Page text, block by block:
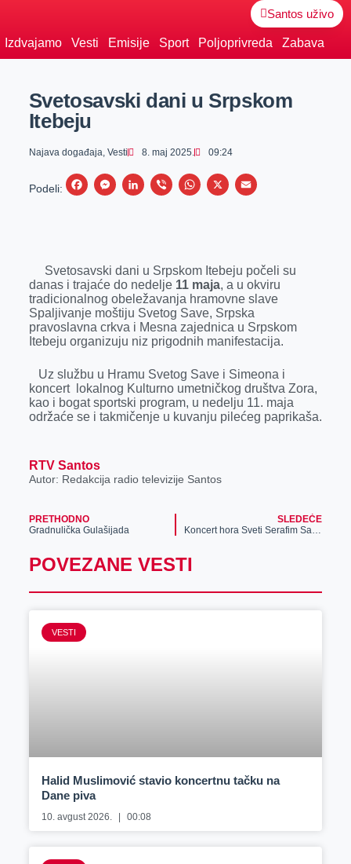
Santos uživo
Izdvajamo Vesti Emisije Sport Poljoprivreda Zabava
Svetosavski dani u Srpskom
Itebeju
Najava događaja, Vesti 8. maj 2025. 09:24
Podeli:
F
b
o
o
k
M
e
n
g
e
L
e
d
I
n
V
r
W
s
A
p
p
X
E
l
Svetosavski dani u Srpskom Itebeju počeli su
danas i trajaće do nedelje 11 maja, a u okviru
tradicionalnog obeležavanja hramovne slave
Spaljivanje moštiju Svetog Save, Srpska
pravoslavna crkva i Mesna zajednica u Srpskom
Itebeju organizuju niz prigodnih manifestacija.
Uz službu u Hramu Svetog Save i Simeona i
koncert lokalnog Kulturno umetničkog društva Zora,
kao i bogat sportski program, u nedelju 11. maja
održaće se i takmičenje u kuvanju pilećeg paprikaša.
RTV Santos
Autor: Redakcija radio televizije Santos
PRETHODNO
Gradnulička Gulašijada
SLEDEĆE
Koncert hora Sveti Serafim Sarovski u hramu Svetog Dimitrija u Sečnju
POVEZANE VESTI
VESTI
Halid Muslimović stavio koncertnu tačku na
Dane piva
10. avgust 2026. 00:08